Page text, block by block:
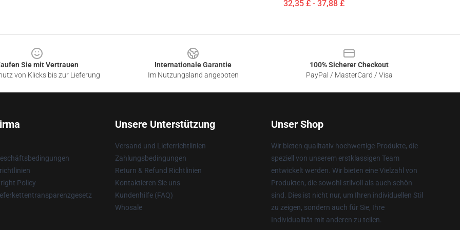
32,35 £ - 37,88 £
Sie mit Vertrauen
von Klicks bis zur Lieferung
Internationale Garantie
Im Nutzungsland angeboten
100% Sicherer Checkout
PayPal / MasterCard / Visa
Policy
Unsere Unterstützung
Versand und Lieferrichtlinien
Zahlungsbedingungen
Return & Refund Richtlinien
Kontaktieren Sie uns
Kundenhilfe (FAQ)
Whosale
Unser Shop
Wir bieten qualitativ hochwertige Produkte, die
speziell von unserem erstklassigen Team
entwickelt werden. Wir bieten eine Vielzahl von
Produkten, die sowohl stilvoll als auch schön
sind. Dies ist nicht nur, um Ihren individuellen Stil
zu zeigen, sondern auch für Sie, Ihre
Individualität mit anderen zu teilen.